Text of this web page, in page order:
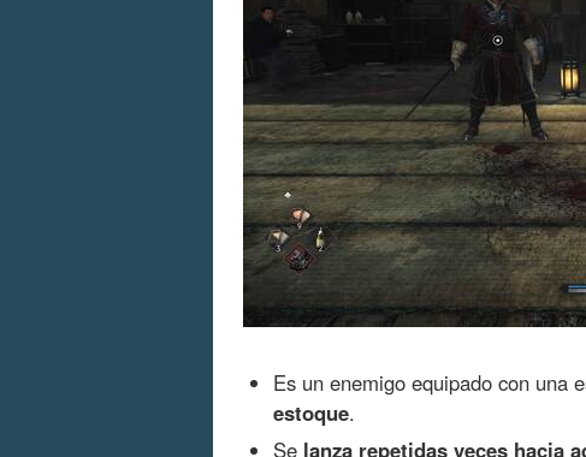
Es un enemigo equipado con una
estoque.
Se lanza repetidas veces hacia